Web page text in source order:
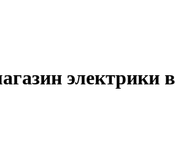
электрики